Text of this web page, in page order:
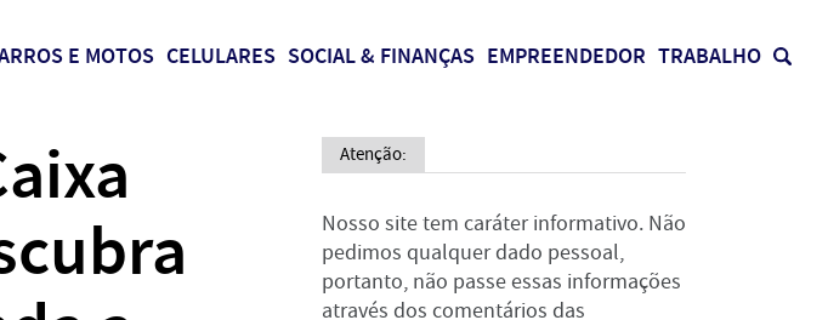
E MOTOS CELULARES SOCIAL & FINANÇAS EMPREENDEDOR TRABALHO
Atenção:
Nosso site tem caráter informativo. Não
pedimos qualquer dado pessoal,
portanto, não passe essas informações
através dos comentários das